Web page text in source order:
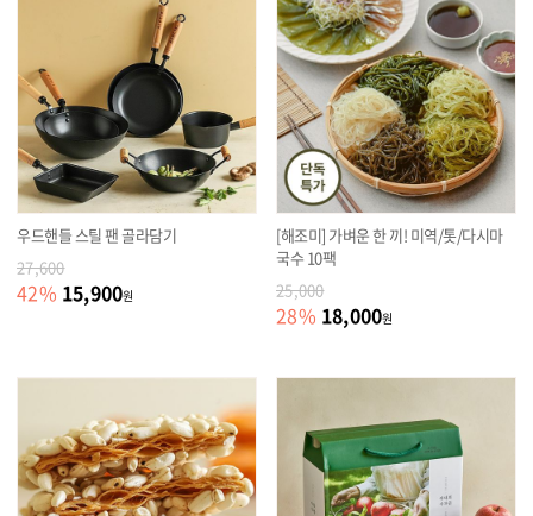
우드핸들 스틸 팬 골라담기
27,600
42% 15,900원
[해조미] 가벼운 한 끼! 미역/톳/다시마
국수 10팩
25,000
28% 18,000원